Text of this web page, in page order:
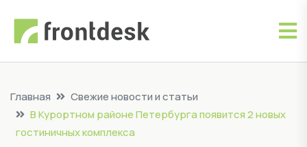
Главная
Свежие новости и статьи
В Курортном районе Петербурга появится 2 новых
гостиничных комплекса